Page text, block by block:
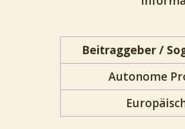
Beitraggeber /
Autonome